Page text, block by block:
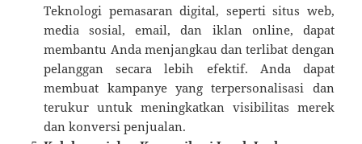
Teknologi pemasaran digital, seperti situs web,
media sosial, email, dan iklan online, dapat
membantu Anda menjangkau dan terlibat dengan
pelanggan secara lebih efektif. Anda dapat
membuat kampanye yang terpersonalisasi dan
terukur untuk meningkatkan visibilitas merek
dan konversi penjualan.